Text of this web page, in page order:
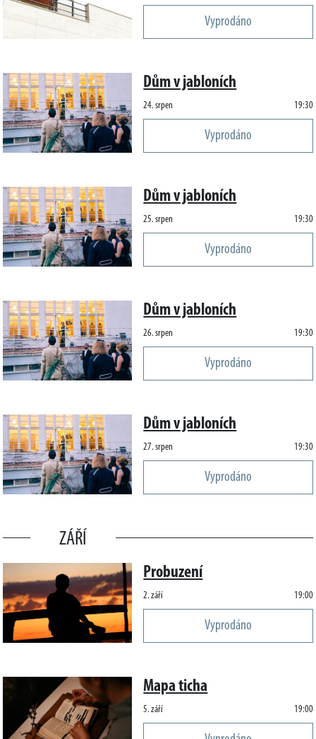
Vyprodáno
Dům v jabloních
24. srpen 19:30
Vyprodáno
Dům v jabloních
25. srpen 19:30
Vyprodáno
Dům v jabloních
26. srpen 19:30
Vyprodáno
Dům v jabloních
27. srpen 19:30
Vyprodáno
ZÁŘÍ
Probuzení
2. září 19:00
Vyprodáno
Mapa ticha
5. září 19:00